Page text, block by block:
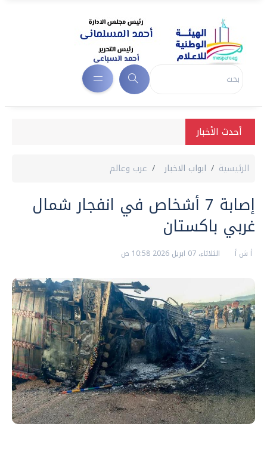
أحدث الأخبار
الرئيسية ابواب الاخبار عرب وعالم
إصابة 7 أشخاص في انفجار شمال
غربي باكستان
أ ش أ الثلاثاء، 07 ابريل 2026 10:58 ص